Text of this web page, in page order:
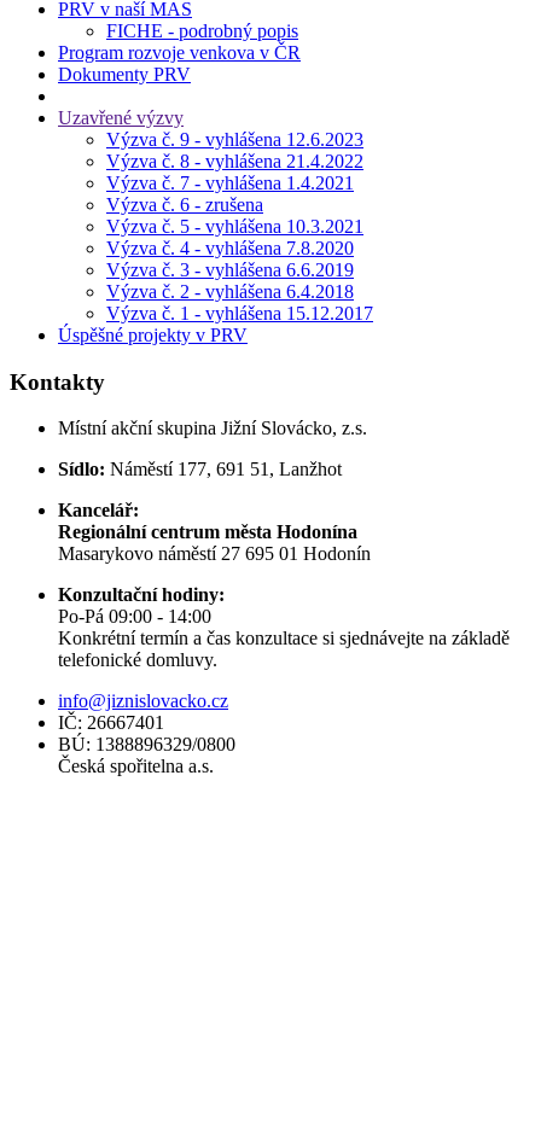
PRV v naší MAS
FICHE - podrobný popis
Program rozvoje venkova v ČR
Dokumenty PRV
Uzavřené výzvy
Výzva č. 9 - vyhlášena 12.6.2023
Výzva č. 8 - vyhlášena 21.4.2022
Výzva č. 7 - vyhlášena 1.4.2021
Výzva č. 6 - zrušena
Výzva č. 5 - vyhlášena 10.3.2021
Výzva č. 4 - vyhlášena 7.8.2020
Výzva č. 3 - vyhlášena 6.6.2019
Výzva č. 2 - vyhlášena 6.4.2018
Výzva č. 1 - vyhlášena 15.12.2017
Úspěšné projekty v PRV
Kontakty
Místní akční skupina Jižní Slovácko, z.s.
Sídlo: Náměstí 177, 691 51, Lanžhot
Kancelář:
Regionální centrum města Hodonína
Masarykovo náměstí 27 695 01 Hodonín
Konzultační hodiny:
Po-Pá 09:00 - 14:00
Konkrétní termín a čas konzultace si sjednávejte na základě
telefonické domluvy.
info@jiznislovacko.cz
IČ: 26667401
BÚ: 1388896329/0800
Česká spořitelna a.s.